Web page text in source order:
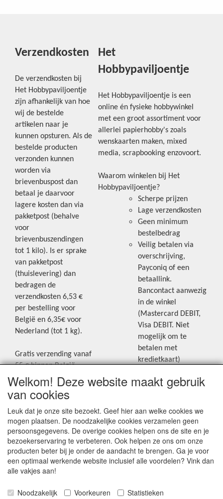
Verzendkosten
De verzendkosten bij
Het Hobbypaviljoentje
zijn afhankelijk van hoe
wij de bestelde
artikelen naar je
kunnen opsturen. Als de
bestelde producten
verzonden kunnen
worden via
brievenbuspost dan
betaal je daarvoor
lagere kosten dan via
pakketpost (behalve
voor
brievenbuszendingen
tot 1 kilo). Is er sprake
van pakketpost
(thuislevering) dan
bedragen de
verzendkosten 6,53 €
per bestelling voor
België en 6,35€ voor
Nederland (tot 1 kg).
Gratis verzending vanaf
55 € binnen België.
Gratis verzending vanaf
65 € naar Nederland.
Levering andere
landen: geen gratis
verzending, portkosten
worden aangerekend.
Zie voor een overzicht
van alle verzendkosten
"Verzendkosten" op de
Het
Hobbypaviljoentje
Het Hobbypaviljoentje is een
online én fysieke hobbywinkel
met een groot assortiment voor
allerlei papierhobby's zoals
wenskaarten maken, mixed
media, scrapbooking enzovoort.
Waarom winkelen bij Het
Hobbypaviljoentje?
Scherpe prijzen
Lage verzendkosten
Geen minimum
bestelbedrag
Veilig betalen via
overschrijving,
Payconiq of een
betaallink.
Bancontact aanwezig
in de winkel
(Mastercard DEBIT,
Visa DEBIT. Niet
mogelijk om te
betalen met
kredietkaart)
Blijf op de hoogte van de laatste
onze Facebookpagina.
Welkom! Deze website maakt gebruik
van cookies
Leuk dat je onze site bezoekt. Geef hier aan welke cookies we
mogen plaatsen. De noodzakelijke cookies verzamelen geen
persoonsgegevens. De overige cookies helpen ons de site en je
bezoekerservaring te verbeteren. Ook helpen ze ons om onze
producten beter bij je onder de aandacht te brengen. Ga je voor
een optimaal werkende website inclusief alle voordelen? Vink dan
alle vakjes aan!
Noodzakelijk Voorkeuren Statistieken